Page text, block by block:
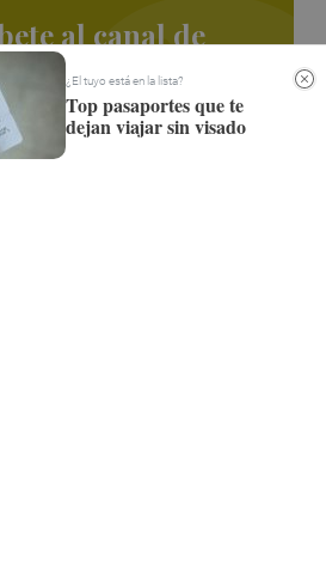
al canal de
de las últimas noticias
suscribirme!
¿El tuyo está en la lista?
Top pasaportes que te
dejan viajar sin visado